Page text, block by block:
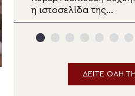
η ιστοσελίδα της
Ορθόδοξης
στη Λιθουανία
ΔΕΙΤΕ ΟΛΗ